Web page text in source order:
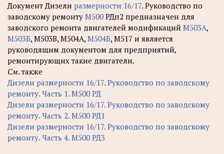
Документ Дизели размерности 16/17. Руководство по
заводскому ремонту М500 РДп2 предназначен для
заводского ремонта двигателей модификаций М503А,
М503Б, М503В, М504А, М504Б, М517 и является
руководящим документом для предприятий,
ремонтирующих такие двигатели.
См. также
Дизели размерности 16/17. Руководство по заводскому
ремонту. Часть 1. М500 РД
Дизели размерности 16/17. Руководство по заводскому
ремонту. Часть 2. М500 РД1
Дизели размерности 16/17. Руководство по заводскому
ремонту. Часть 4. М500 РД3